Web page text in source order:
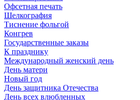
Офсетная печать
Шелкография
Тиснение фольгой
Конгрев
Государственные заказы
К празднику
Международный женский день
День матери
Новый год
День защитника Отечества
День всех влюбленных